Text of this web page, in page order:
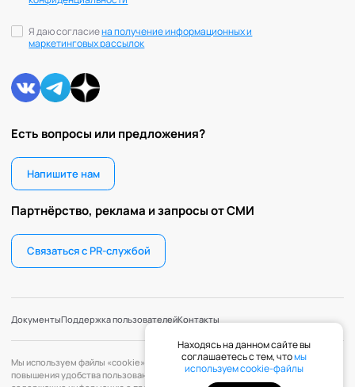
Есть вопросы или предложения?
Напишите нам
Партнёрство, реклама и запросы от СМИ
Связаться с PR-службой
Я даю согласиена получение информационных и
маркетинговых рассылок
ДокументыПоддержка пользователейКонтакты
Мы используем файлы «cookie» с целью персонализации сервисов и
повышения удобства пользования веб-сайтом. «Cookie» — файлы,
Находясь на данном сайте вы
соглашаетесь с тем, чтомы
используем cookie-файлы